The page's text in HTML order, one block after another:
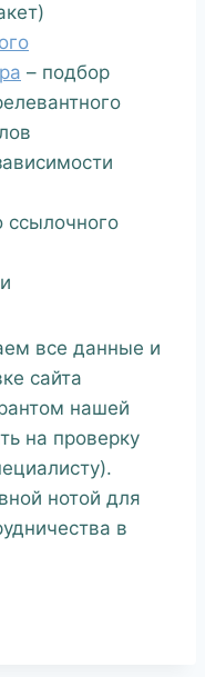
– подбор
ссылочного
все данные и
сайта
нашей
на проверку
нотой для
в